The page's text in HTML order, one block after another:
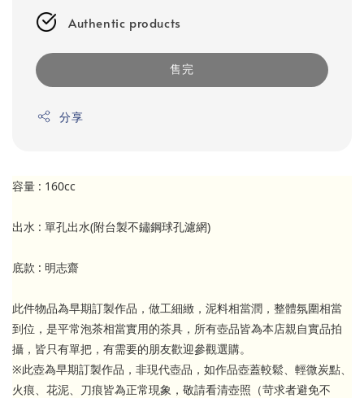
Authentic products
售完
分享
容量 : 160cc
出水 : 單孔出水(附台製不鏽鋼球孔濾網)
底款 : 明志齋
此件物品為早期訂製作品，做工細緻，泥料相當潤，整體氛圍相當
到位，是平常泡茶相當實用的茶具，所有壺品皆為本店親自實品拍
攝，皆只有單把，有需要的朋友歡迎參觀選購。
※此壺為早期訂製作品，非現代壺品，如作品壺蓋較鬆、輕微炭點、
火痕、花泥、刀痕皆為正常現象，敬請看清壺照（苛求者避免不